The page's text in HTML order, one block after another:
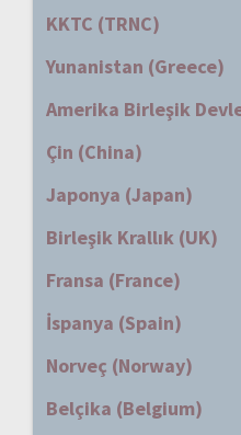
KKTC (TRNC)
Yunanistan (Greece)
Amerika Birleşik
Çin (China)
Japonya (Japan)
Birleşik Krallık (UK)
Fransa (France)
İspanya (Spain)
Norveç (Norway)
Belçika (Belgium)